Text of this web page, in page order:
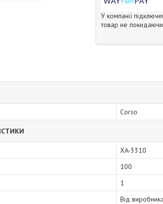
У компанії
товар не покидаючи
Corso
XA-3310
100
1
Від виробника